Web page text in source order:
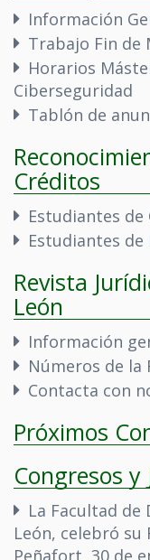
Información
Trabajo Fin de
Horarios
Ciberseguridad
Tablón de
Créditos
Estudiantes de
Estudiantes de
Revista
León
Información
Números de la
Contacta con
Próximos
Congresos y
La Facultad de
León, celebró su
Peñafort, 30 de